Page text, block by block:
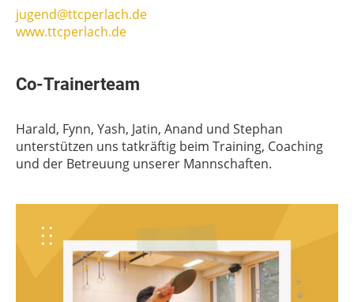
jugend@ttcperlach.de
www.ttcperlach.de
Co-Trainerteam
Harald, Fynn, Yash, Jatin, Anand und Stephan
unterstützen uns tatkräftig beim Training, Coaching
und der Betreuung unserer Mannschaften.